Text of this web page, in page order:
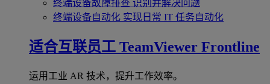
终端设备故障排查 识别并解决问题
终端设备自动化 实现日常 IT 任务自动化
适合互联员工 TeamViewer Frontline
运用工业 AR 技术，提升工作效率。